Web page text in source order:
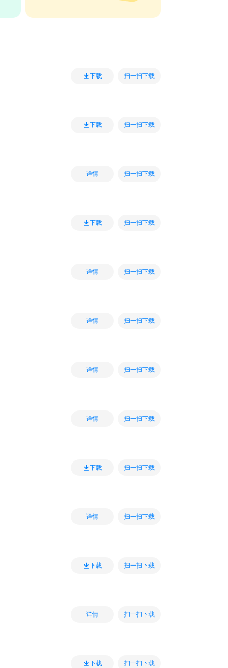
下载 扫一扫下载
下载 扫一扫下载
详情 扫一扫下载
下载 扫一扫下载
详情 扫一扫下载
详情 扫一扫下载
详情 扫一扫下载
详情 扫一扫下载
下载 扫一扫下载
详情 扫一扫下载
下载 扫一扫下载
详情 扫一扫下载
下载 扫一扫下载